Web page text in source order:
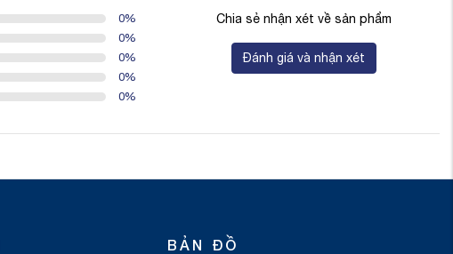
0%
0%
0%
0%
0%
Chia sẻ nhận xét về sản phẩm
Đánh giá và nhận xét
BẢN ĐỒ